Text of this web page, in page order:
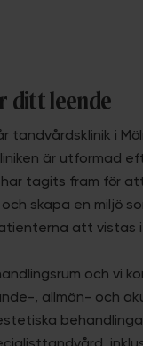
ditt leende
tandvårdsklinik i
är utformad
har tagits fram för
skapa en miljö
att vistas
och vi
, allmän- och